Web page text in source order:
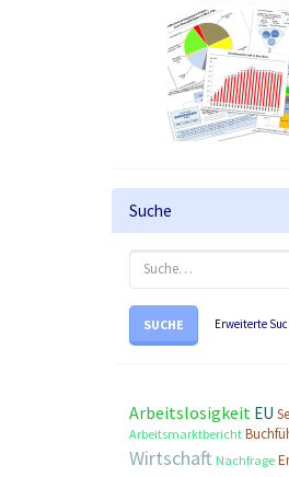
Suche
SUCHE Erweiterte
Arbeitslosigkeit EU
Arbeitsmarktbericht
Wirtschaft Nachfrage